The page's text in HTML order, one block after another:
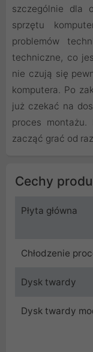
szczególnie dla
sprzętu
problemów
techniczne, co
nie czują się
komputera. Po
już czekać na
proces
zacząć grać od
Cechy
Płyta główna
Chłodzenie
Dysk twardy
Dysk twardy